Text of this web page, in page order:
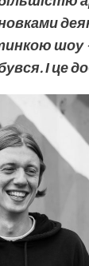
шоу –
І це